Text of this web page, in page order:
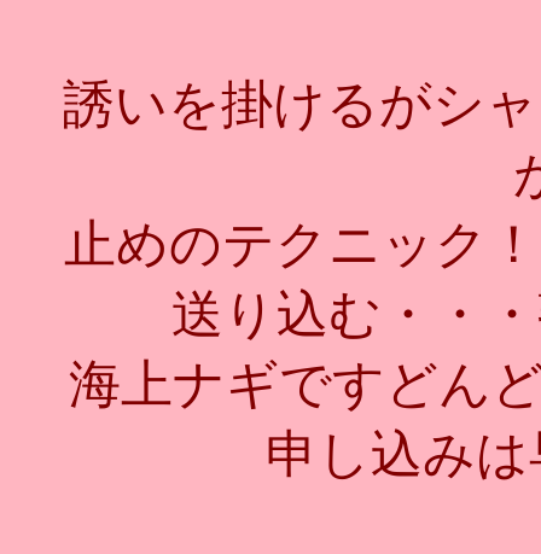
誘いを掛けるがシ
止めのテクニック
送り込む・・
海上ナギですどん
申し込み